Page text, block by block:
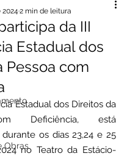
Obras
da III
Estadual dos
Pessoa com
2024 2 min de leitura
Estadual dos Direitos da
Deficiência, está
os dias 23,24 e 25
no Teatro da Estácio-